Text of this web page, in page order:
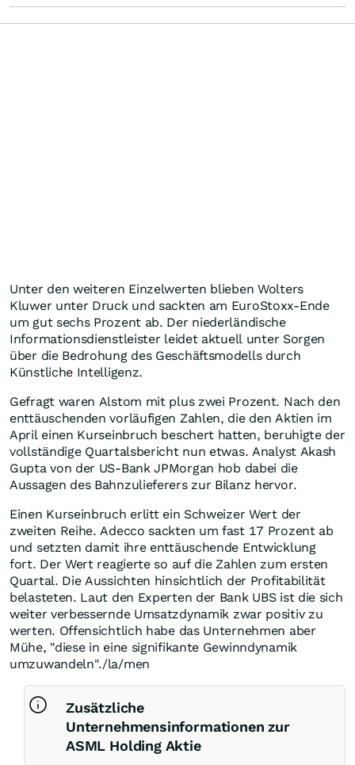
Unter den weiteren Einzelwerten blieben Wolters
Kluwer unter Druck und sackten am EuroStoxx-Ende
um gut sechs Prozent ab. Der niederländische
Informationsdienstleister leidet aktuell unter Sorgen
über die Bedrohung des Geschäftsmodells durch
Künstliche Intelligenz.
Gefragt waren Alstom mit plus zwei Prozent. Nach den
enttäuschenden vorläufigen Zahlen, die den Aktien im
April einen Kurseinbruch beschert hatten, beruhigte der
vollständige Quartalsbericht nun etwas. Analyst Akash
Gupta von der US-Bank JPMorgan hob dabei die
Aussagen des Bahnzulieferers zur Bilanz hervor.
Einen Kurseinbruch erlitt ein Schweizer Wert der
zweiten Reihe. Adecco sackten um fast 17 Prozent ab
und setzten damit ihre enttäuschende Entwicklung
fort. Der Wert reagierte so auf die Zahlen zum ersten
Quartal. Die Aussichten hinsichtlich der Profitabilität
belasteten. Laut den Experten der Bank UBS ist die sich
weiter verbessernde Umsatzdynamik zwar positiv zu
werten. Offensichtlich habe das Unternehmen aber
Mühe, "diese in eine signifikante Gewinndynamik
umzuwandeln"./la/men
Zusätzliche
Unternehmensinformationen zur
ASML Holding Aktie